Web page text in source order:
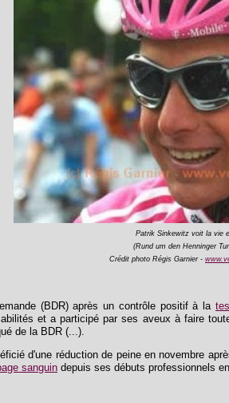
Patrik Sinkewitz voit la vie
(Rund um den Henninger
Crédit photo Régis Garnier -
(BDR) après un contrôle positif à la
et a participé par ses aveux à faire
de la BDR (...).
d'une réduction de peine en novembre
sanguin depuis ses débuts professionnels